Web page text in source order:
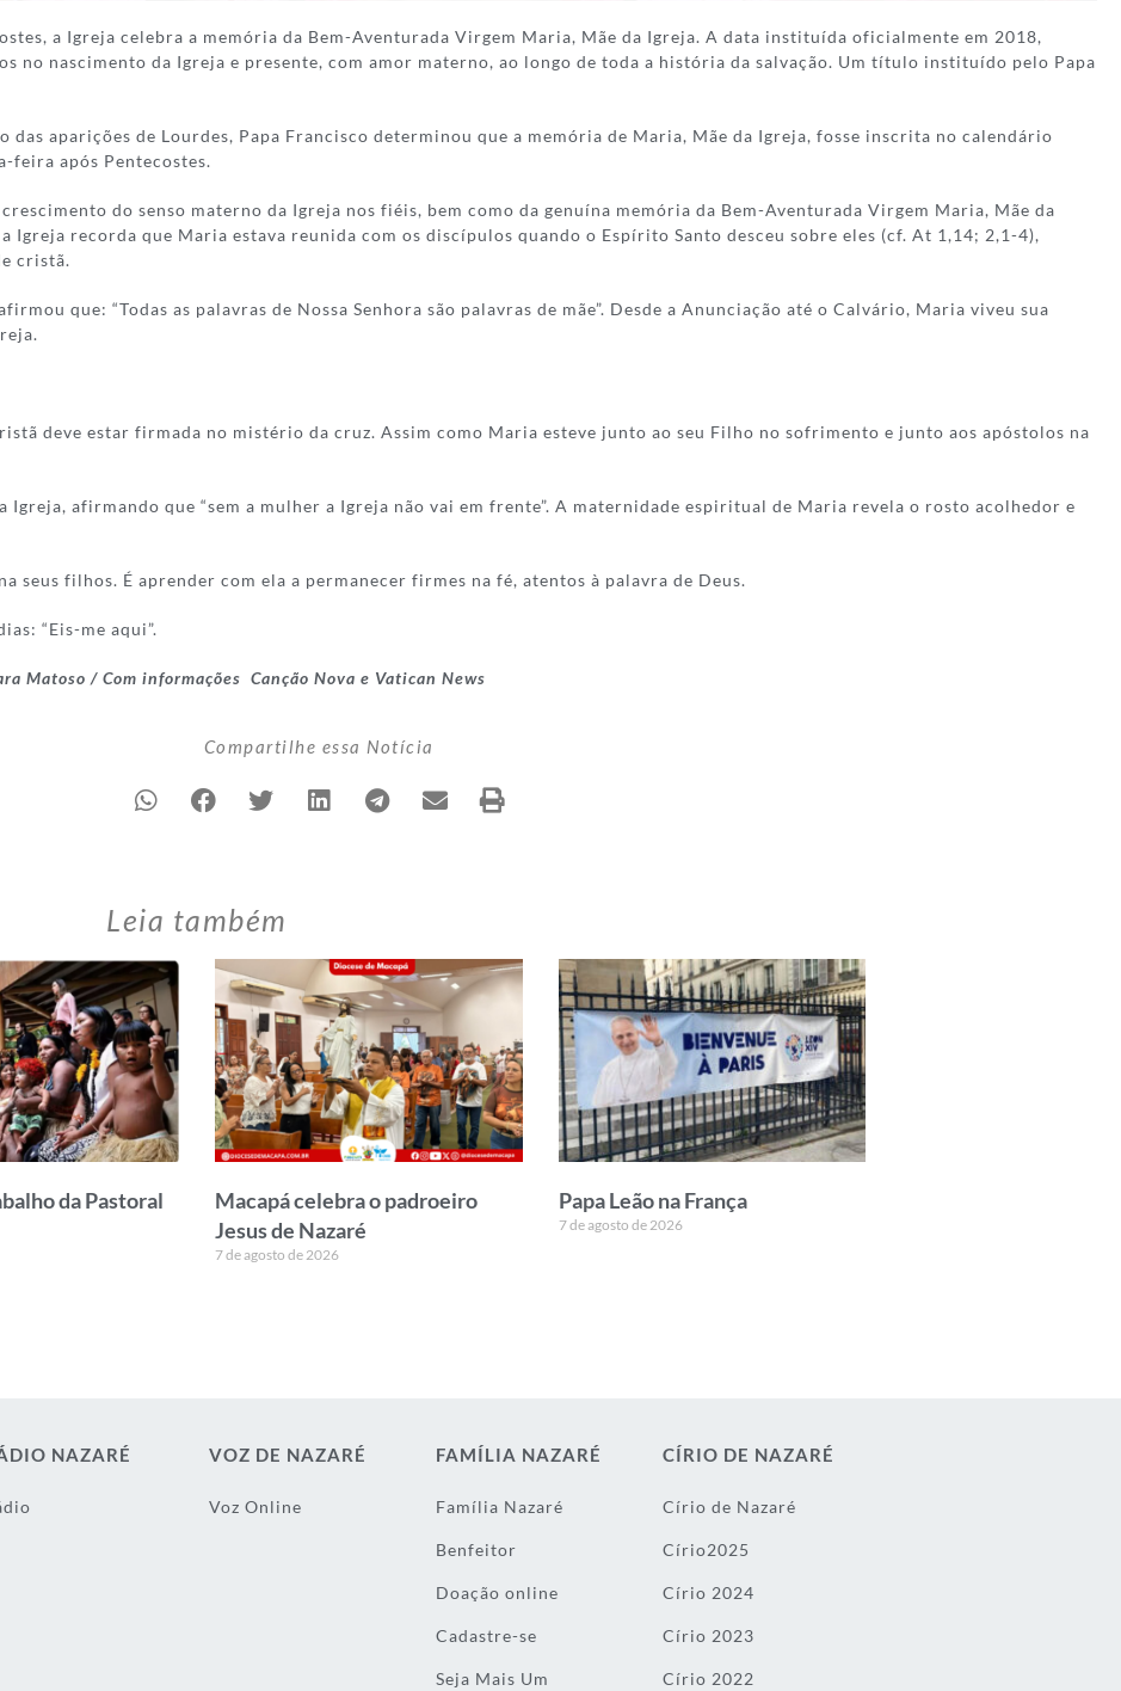
a Igreja celebra a memória da Bem-Aventurada Virgem Maria, Mãe da Igreja. A data instituída oficialmente em 2018,
no nascimento da Igreja e presente, com amor materno, ao longo de toda a história da salvação. Um título instituído pelo Papa
aparições de Lourdes, Papa Francisco determinou que a memória de Maria, Mãe da Igreja, fosse inscrita no calendário
feira após Pentecostes.
do senso materno da Igreja nos fiéis, bem como da genuína memória da Bem-Aventurada Virgem Maria, Mãe da
Igreja recorda que Maria estava reunida com os discípulos quando o Espírito Santo desceu sobre eles (cf. At 1,14; 2,1-4),
cristã.
que: “Todas as palavras de Nossa Senhora são palavras de mãe”. Desde a Anunciação até o Calvário, Maria viveu sua
deve estar firmada no mistério da cruz. Assim como Maria esteve junto ao seu Filho no sofrimento e junto aos apóstolos na
Igreja, afirmando que “sem a mulher a Igreja não vai em frente”. A maternidade espiritual de Maria revela o rosto acolhedor e
seus filhos. É aprender com ela a permanecer firmes na fé, atentos à palavra de Deus.
“Eis-me aqui”.
Matoso / Com informações Canção Nova e Vatican News
Compartilhe essa Notícia
Leia também
da Pastoral
Macapá celebra o padroeiro
Jesus de Nazaré
7 de agosto de 2026
Papa Leão na França
7 de agosto de 2026
NAZARÉ VOZ DE NAZARÉ
Voz Online
FAMÍLIA NAZARÉ
Família Nazaré
Benfeitor
Doação online
Cadastre-se
Seja Mais Um
CÍRIO DE NAZARÉ
Círio de Nazaré
Círio2025
Círio 2024
Círio 2023
Círio 2022